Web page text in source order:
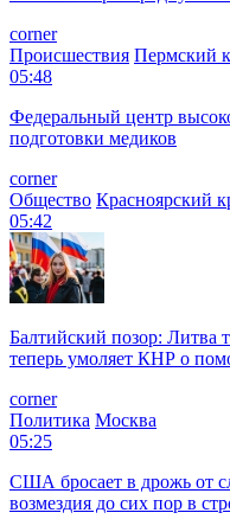
corner
Происшествия Пермский
05:48
Федеральный центр
подготовки медиков
corner
Общество Красноярский
05:42
Балтийский позор: Литва
теперь умоляет КНР о
corner
Политика Москва
05:25
США бросает в дрожь от
возмездия до сих пор в